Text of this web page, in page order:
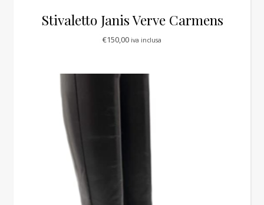
Stivaletto Janis Verve Carmens
€150,00 iva inclusa